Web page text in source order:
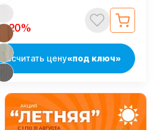
-20%
цену«под ключ»